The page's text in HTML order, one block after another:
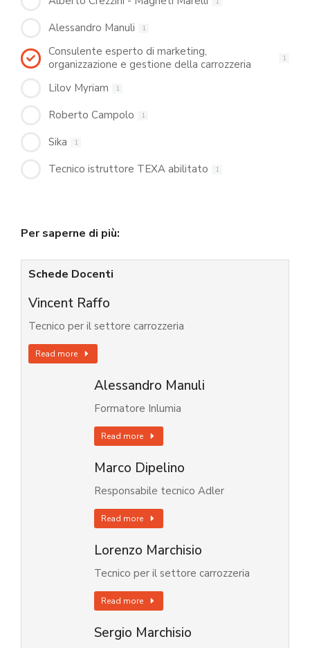
Alessandro Manuli 1
Consulente esperto di marketing,
organizzazione e gestione della carrozzeria
1
Lilov Myriam 1
Roberto Campolo 1
Sika 1
Tecnico istruttore TEXA abilitato 1
Per saperne di più:
Schede Docenti
Vincent Raffo
Tecnico per il settore carrozzeria
Read more
Alessandro Manuli
Formatore Inlumia
Read more
Marco Dipelino
Responsabile tecnico Adler
Read more
Lorenzo Marchisio
Tecnico per il settore carrozzeria
Read more
Sergio Marchisio